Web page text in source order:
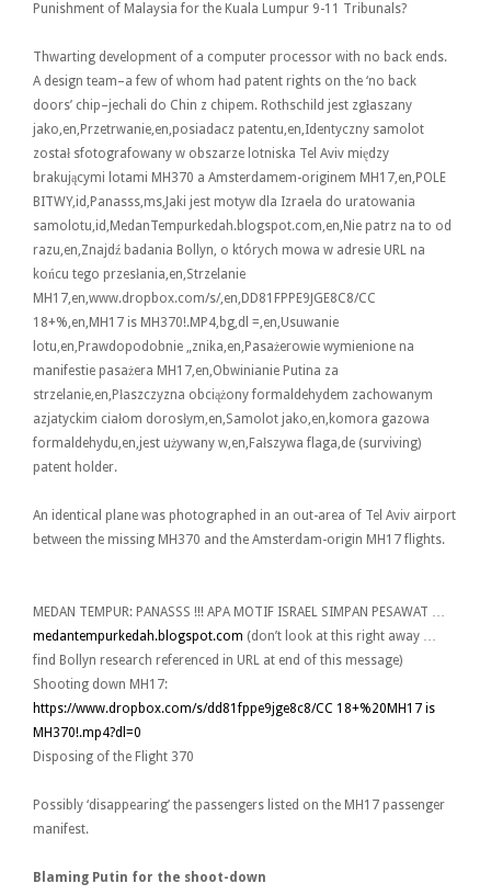
Punishment of Malaysia for the Kuala Lumpur 9-11 Tribunals?
Thwarting development of a computer processor with no back ends.
A design team–a few of whom had patent rights on the ‘no back
doors’ chip–jechali do Chin z chipem. Rothschild jest zgłaszany
jako,en,Przetrwanie,en,posiadacz patentu,en,Identyczny samolot
został sfotografowany w obszarze lotniska Tel Aviv między
brakującymi lotami MH370 a Amsterdamem-originem MH17,en,POLE
BITWY,id,Panasss,ms,Jaki jest motyw dla Izraela do uratowania
samolotu,id,MedanTempurkedah.blogspot.com,en,Nie patrz na to od
razu,en,Znajdź badania Bollyn, o których mowa w adresie URL na
końcu tego przesłania,en,Strzelanie
MH17,en,www.dropbox.com/s/,en,DD81FPPE9JGE8C8/CC
18+%,en,MH17 is MH370!.MP4,bg,dl =,en,Usuwanie
lotu,en,Prawdopodobnie „znika,en,Pasażerowie wymienione na
manifestie pasażera MH17,en,Obwinianie Putina za
strzelanie,en,Płaszczyzna obciążony formaldehydem zachowanym
azjatyckim ciałom dorosłym,en,Samolot jako,en,komora gazowa
formaldehydu,en,jest używany w,en,Fałszywa flaga,de (surviving)
patent holder.
An identical plane was photographed in an out-area of Tel Aviv airport
between the missing MH370 and the Amsterdam-origin MH17 flights.
MEDAN TEMPUR: PANASSS !!! APA MOTIF ISRAEL SIMPAN PESAWAT …
medantempurkedah.blogspot.com (don’t look at this right away …
find Bollyn research referenced in URL at end of this message)
Shooting down MH17:
https://www.dropbox.com/s/dd81fppe9jge8c8/CC 18+%20MH17 is
MH370!.mp4?dl=0
Disposing of the Flight 370
Possibly ‘disappearing’ the passengers listed on the MH17 passenger
manifest.
Blaming Putin for the shoot-down